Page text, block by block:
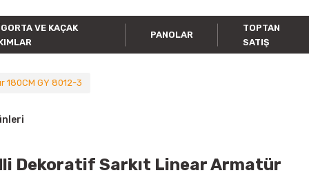
VE KAÇAK
PANOLAR
TOPTAN
SATIŞ
180CM GY 8012-3
Dekoratif Sarkıt Linear Armatür